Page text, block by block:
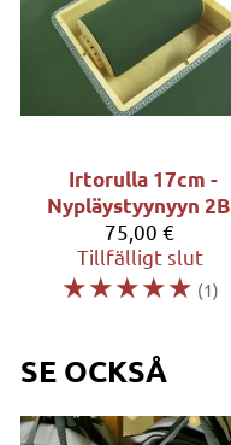
Irtorulla 17cm -
Nypläystyynyyn 2B
75,00 €
Tillfälligt slut
☆☆☆☆☆ (1)
SE OCKSÅ